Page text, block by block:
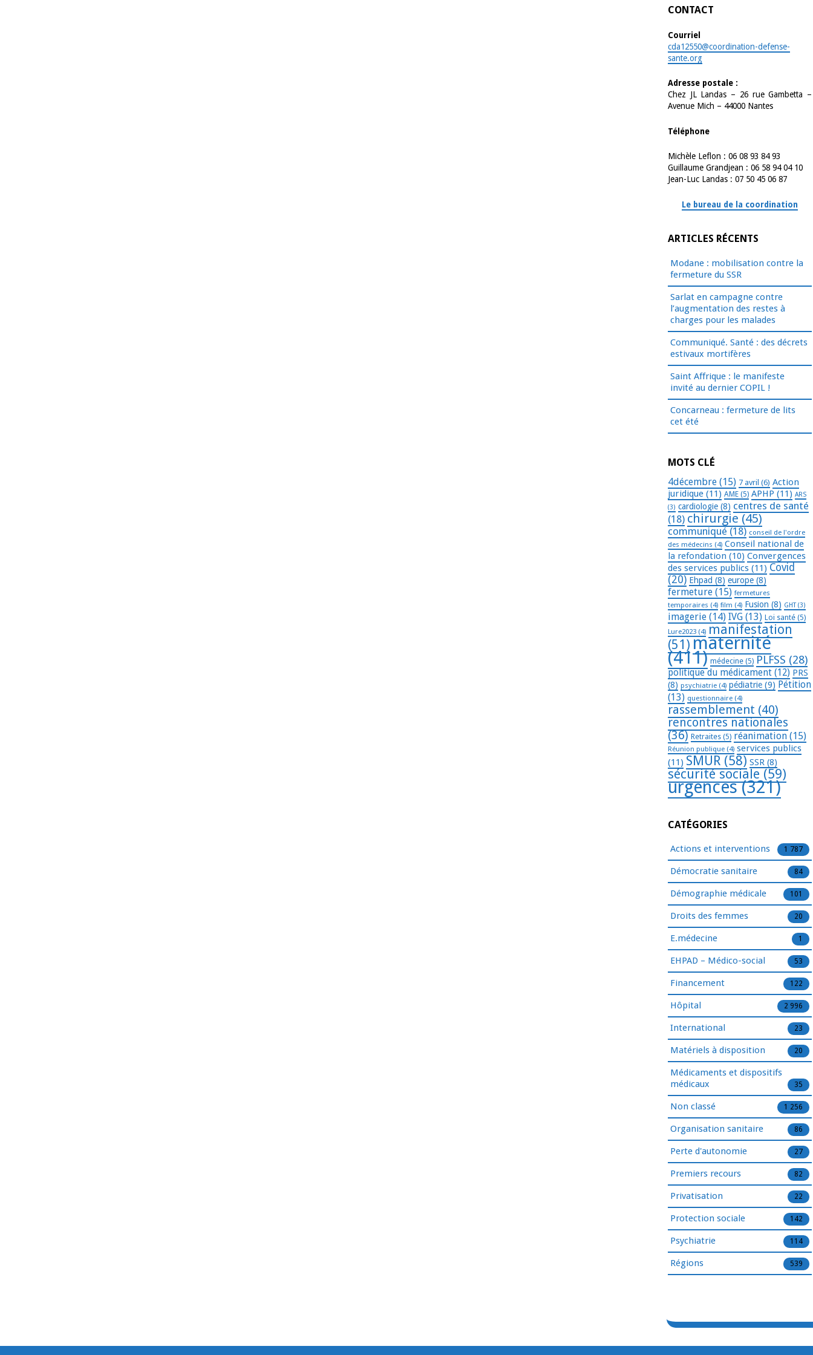
CONTACT
Courriel
cda12550@coordination-defense-
sante.org
Adresse postale :
Chez JL Landas – 26 rue Gambetta –
Avenue Mich – 44000 Nantes
Téléphone
Michèle Leflon : 06 08 93 84 93
Guillaume Grandjean : 06 58 94 04 10
Jean-Luc Landas : 07 50 45 06 87
Le bureau de la coordination
ARTICLES RÉCENTS
Modane : mobilisation contre la
fermeture du SSR
Sarlat en campagne contre
l’augmentation des restes à
charges pour les malades
Communiqué. Santé : des décrets
estivaux mortifères
Saint Affrique : le manifeste
invité au dernier COPIL !
Concarneau : fermeture de lits
cet été
MOTS CLÉ
4décembre (15) 7 avril (6) Action
juridique (11) AME (5) APHP (11) ARS
(3) cardiologie (8) centres de santé
(18) chirurgie (45)
communiqué (18) conseil de l'ordre
des médecins (4) Conseil national de
la refondation (10) Convergences
des services publics (11) Covid
(20) Ehpad (8) europe (8)
fermeture (15) fermetures
temporaires (4) film (4) Fusion (8) GHT(3)
imagerie (14) IVG (13) Loi santé (5)
Lure2023 (4) manifestation
(51) maternité
(411) médecine (5) PLFSS (28)
politique du médicament (12) PRS
(8) psychiatrie (4) pédiatrie (9) Pétition
(13) questionnaire (4)
rassemblement (40)
rencontres nationales
(36) Retraites (5) réanimation (15)
Réunion publique (4) services publics
(11) SMUR (58) SSR (8)
sécurité sociale (59)
urgences(321)
CATÉGORIES
Actions et interventions 1 787
Démocratie sanitaire 84
Démographie médicale 101
Droits des femmes 20
E.médecine 1
EHPAD – Médico-social 53
Financement 122
Hôpital 2 996
International 23
Matériels à disposition 20
Médicaments et dispositifs
médicaux
35
Non classé 1 256
Organisation sanitaire 86
Perte d'autonomie 27
Premiers recours 82
Privatisation 22
Protection sociale 142
Psychiatrie 114
Régions 539